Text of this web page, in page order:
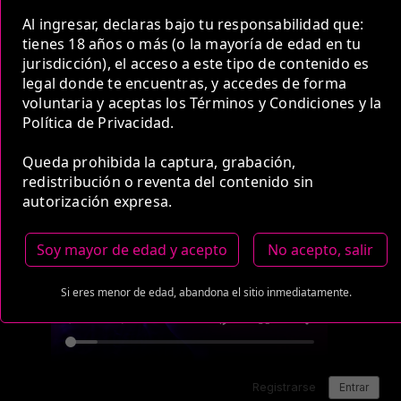
Al ingresar, declaras bajo tu responsabilidad que:
tienes 18 años o más (o la mayoría de edad en tu
jurisdicción), el acceso a este tipo de contenido es
legal donde te encuentras, y accedes de forma
voluntaria y aceptas los Términos y Condiciones y la
Política de Privacidad.
Queda prohibida la captura, grabación,
redistribución o reventa del contenido sin
autorización expresa.
Soy mayor de edad y acepto No acepto, salir
Si eres menor de edad, abandona el sitio inmediatamente.
Medio de Pago: